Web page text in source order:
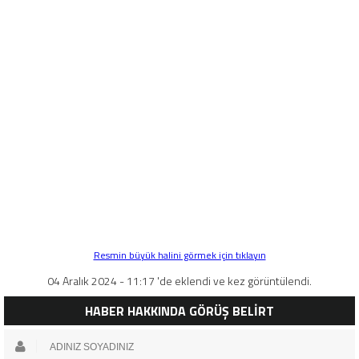
Resmin büyük halini görmek için tıklayın
04 Aralık 2024 - 11:17 'de eklendi ve kez görüntülendi.
HABER HAKKINDA GÖRÜŞ BELİRT